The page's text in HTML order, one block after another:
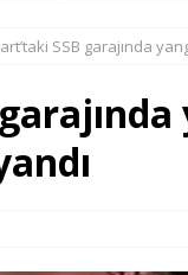
SSB garajında